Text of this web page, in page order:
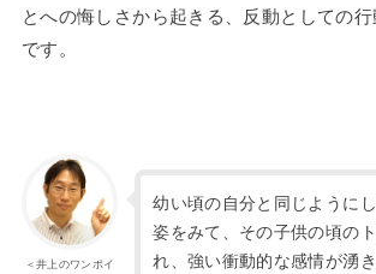
とへの悔しさから起きる、反動としての
です。
＜井上のワンポイ
幼い頃の自分と同じように
姿をみて、その子供の頃の
れ、強い衝動的な感情が湧